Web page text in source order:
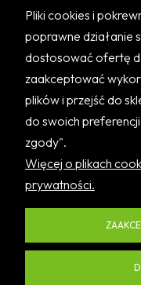
Pliki cookies i
poprawne działanie
dostosować ofertę
zaakceptować
plików i przejść do
do swoich
zgody".
Więcej o plikach
prywatności.